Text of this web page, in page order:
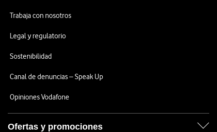
Trabaja con nosotros
Legal y regulatorio
Sostenibilidad
Canal de denuncias – Speak Up
Opiniones Vodafone
Ofertas y promociones